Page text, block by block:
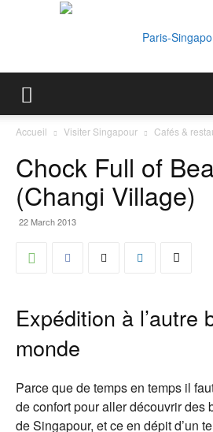
Accueil Visiter Singapour Cafés &
Chock Full of
(Changi Village)
22 March 2013
Expédition à l’autre
monde
Parce que de temps en temps il
de confort pour aller découvrir des
de Singapour, et ce en dépit d’un